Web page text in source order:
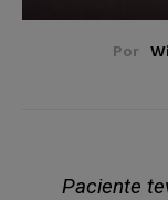
Por
Paciente